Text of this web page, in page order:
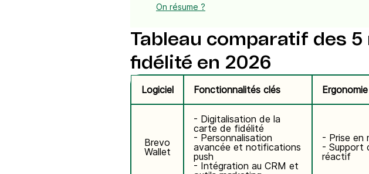
On résume ?
Tableau comparatif des
fidélité en 2026
Logiciel Fonctionnalités clés Ergonomie
Brevo
Wallet
- Digitalisation de la
carte de fidélité
- Personnalisation
avancée et notifications
push
- Intégration au CRM et
- Prise en
- Support
réactif